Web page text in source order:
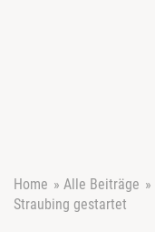
Home » Alle Beiträge »
Straubing gestartet